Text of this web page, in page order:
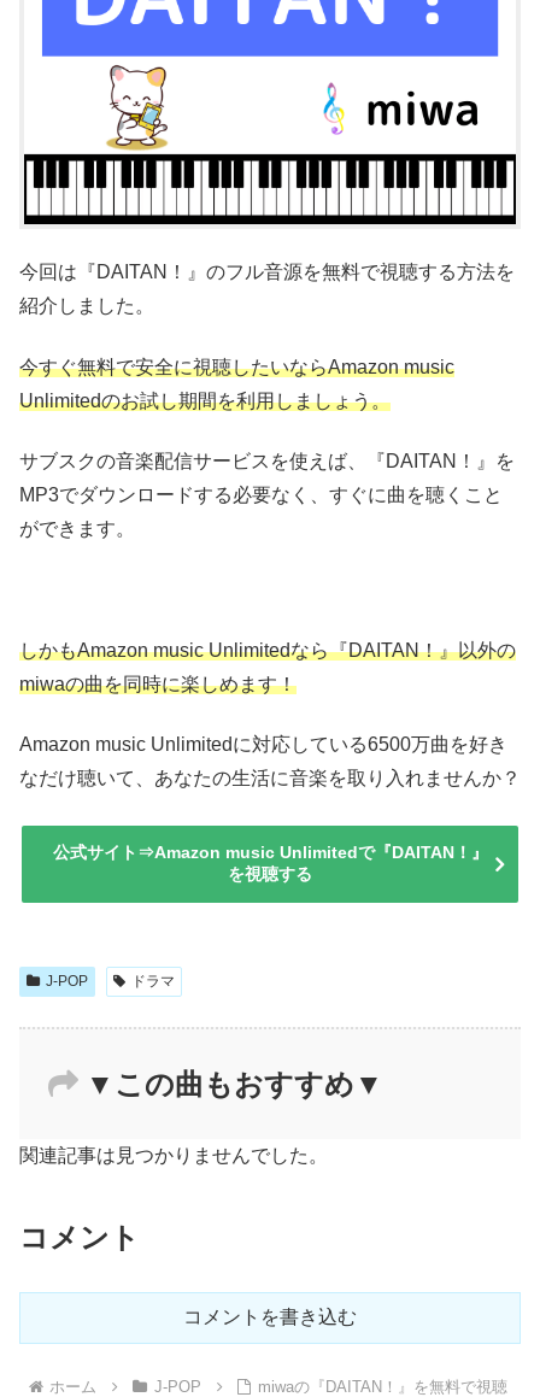
今回は『DAITAN！』のフル音源を無料で視聴する方法を
紹介しました。
今すぐ無料で安全に視聴したいならAmazon music
Unlimitedのお試し期間を利用しましょう。
サブスクの音楽配信サービスを使えば、『DAITAN！』を
MP3でダウンロードする必要なく、すぐに曲を聴くこと
ができます。
しかもAmazon music Unlimitedなら『DAITAN！』以外の
miwaの曲を同時に楽しめます！
Amazon music Unlimitedに対応している6500万曲を好き
なだけ聴いて、あなたの生活に音楽を取り入れませんか？
公式サイト⇒Amazon music Unlimitedで『DAITAN！』
を視聴する
J-POP ドラマ
▼この曲もおすすめ▼
関連記事は見つかりませんでした。
コメント
コメントを書き込む
ホーム J-POP
miwaの『DAITAN！』を無料で視聴